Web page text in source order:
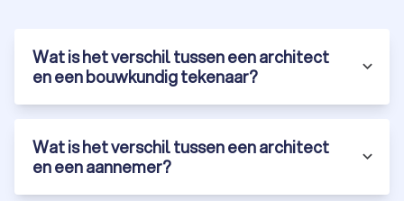
Wat is het verschil tussen een architect
en een bouwkundig tekenaar?
Wat is het verschil tussen een architect
en een aannemer?